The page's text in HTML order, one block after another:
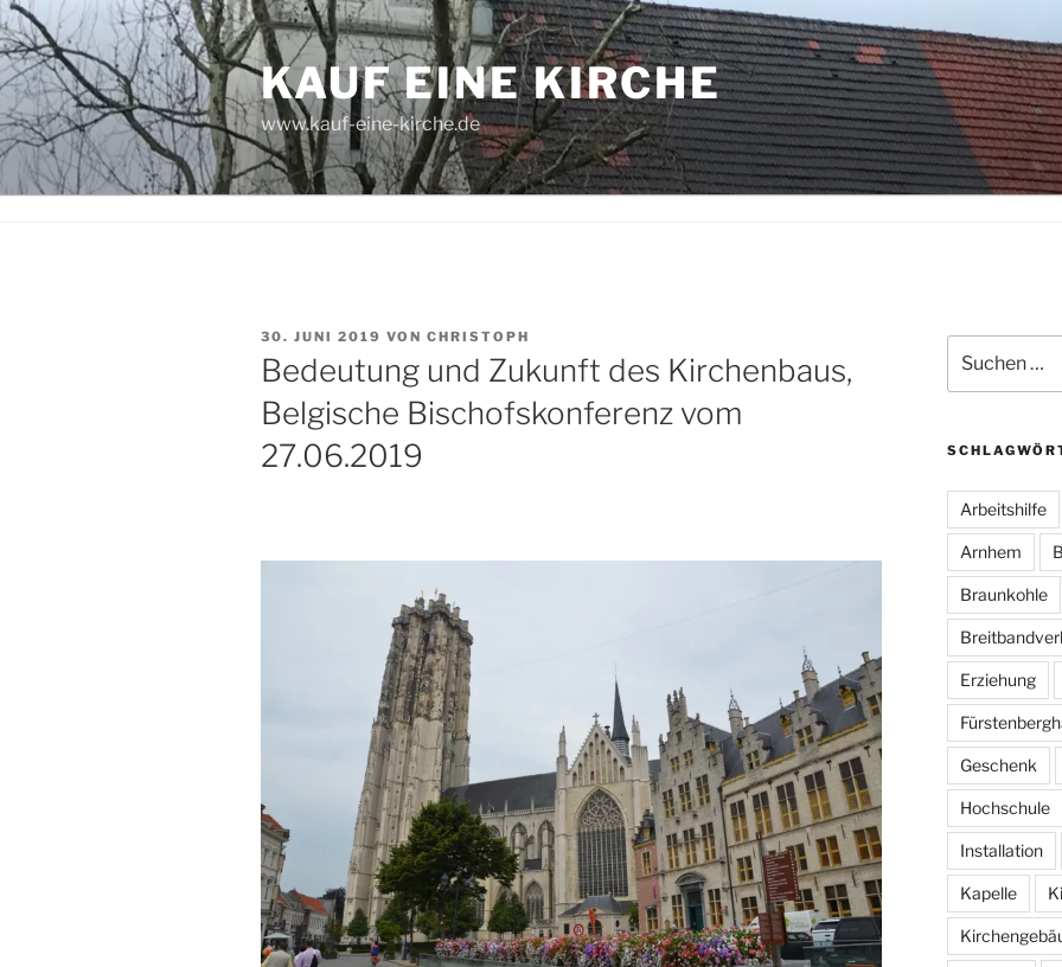
Zum
Inhalt
springen
KAUF EINE KIRCHE
www.kauf-eine-kirche.de
VERÖFFENTLICHT
AM
30. JUNI 2019 VON CHRISTOPH
Bedeutung und Zukunft des Kirchenbaus,
Belgische Bischofskonferenz vom
27.06.2019
nach:
Arbeitshilfe
Arnhem
Braunkohle
Erziehung
Geschenk
Hochschule
Installation
Kapelle